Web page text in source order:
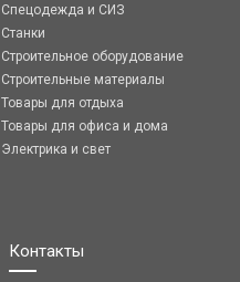
Спецодежда и СИЗ
Станки
Строительное оборудование
Строительные материалы
Товары для отдыха
Товары для офиса и дома
Электрика и свет
Контакты